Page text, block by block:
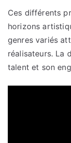
Ces différents
horizons
genres variés
réalisateurs. La
talent et son